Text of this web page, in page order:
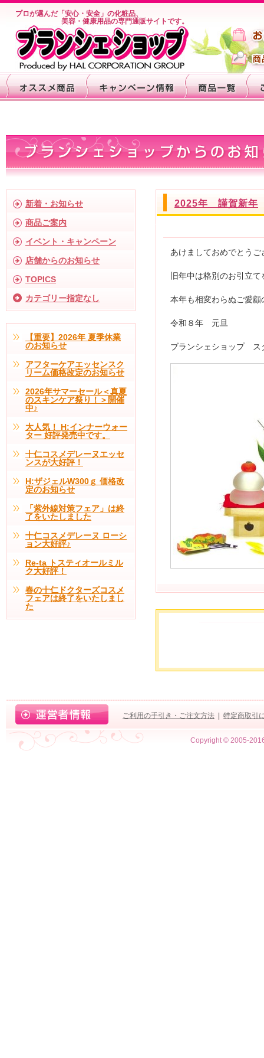
プロが選んだ「安心・安全」の化粧品、
美容・健康用品の専門通販サイトです。
新着・お知らせ
商品ご案内
イベント・キャンペーン
店舗からのお知らせ
TOPICS
カテゴリー指定なし
【重要】2026年 夏季休業
のお知らせ
アフターケアエッセンスク
リーム価格改定のお知らせ
2026年サマーセール＜真夏
のスキンケア祭り！＞開催
中♪
大人気！ H:インナーウォー
ター 好評発売中です。
十仁コスメデレーヌエッセ
ンスが大好評！
H:ザジェルW300ｇ 価格改
定のお知らせ
「紫外線対策フェア」は終
了をいたしました
十仁コスメデレーヌ ローシ
ョン大好評♪
Re-ta トスティオールミル
ク大好評！
春の十仁ドクターズコスメ
フェアは終了をいたしまし
た
2025年 謹賀新年
あけましておめでとうご
旧年中は格別のお引立
本年も相変わらぬご愛
令和８年 元旦
ブランシェショップ ス
ご利用の手引き・ご注文方法 特定商取引
Copyright © 2005-